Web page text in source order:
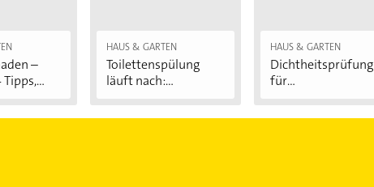
–
HAUS & GARTEN
Toilettenspülung
läuft nach:...
HAUS & GARTEN
Dichtheitsprüfung
für